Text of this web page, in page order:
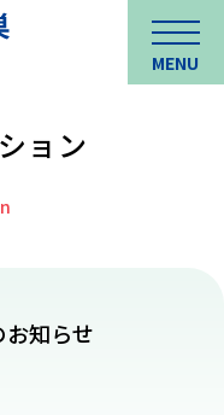
MENU
ョン
知らせ